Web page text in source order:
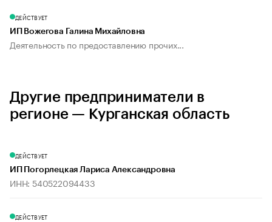
ДЕЙСТВУЕТ
ИП Вожегова Галина Михайловна
Деятельность по предоставлению прочих...
Другие предприниматели в
регионе — Курганская область
ДЕЙСТВУЕТ
ИП Погорлецкая Лариса Александровна
ИНН: 540522094433
ДЕЙСТВУЕТ